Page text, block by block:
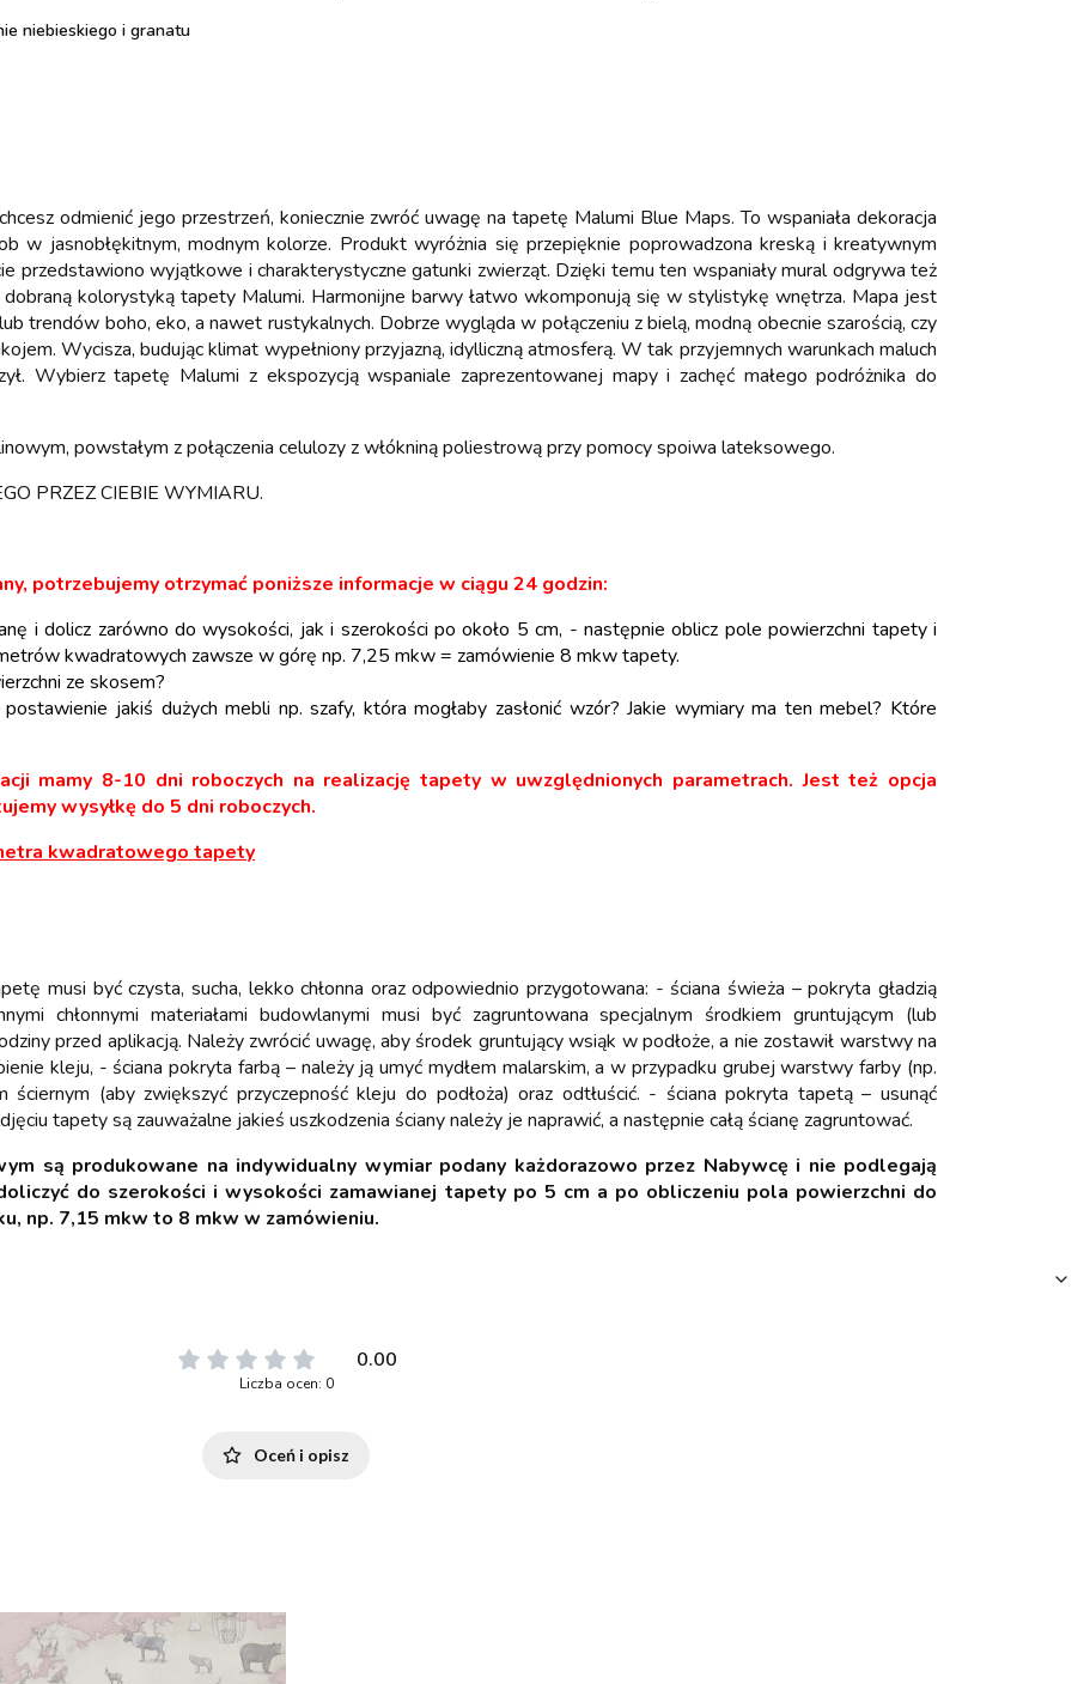
niebieskiego i granatu
odmienić jego przestrzeń, koniecznie zwróć uwagę na tapetę Malumi Blue Maps. To wspaniała dekoracja
w jasnobłękitnym, modnym kolorze. Produkt wyróżnia się przepięknie poprowadzona kreską i kreatywnym
przedstawiono wyjątkowe i charakterystyczne gatunki zwierząt. Dzięki temu ten wspaniały mural odgrywa też
dobraną kolorystyką tapety Malumi. Harmonijne barwy łatwo wkomponują się w stylistykę wnętrza. Mapa jest
trendów boho, eko, a nawet rustykalnych. Dobrze wygląda w połączeniu z bielą, modną obecnie szarością, czy
Wycisza, budując klimat wypełniony przyjazną, idylliczną atmosferą. W tak przyjemnych warunkach maluch
Wybierz tapetę Malumi z ekspozycją wspaniale zaprezentowanej mapy i zachęć małego podróżnika do
powstałym z połączenia celulozy z włókniną poliestrową przy pomocy spoiwa lateksowego.
PRZEZ CIEBIE WYMIARU.
potrzebujemy otrzymać poniższe informacje w ciągu 24 godzin:
i dolicz zarówno do wysokości, jak i szerokości po około 5 cm, - następnie oblicz pole powierzchni tapety i
kwadratowych zawsze w górę np. 7,25 mkw = zamówienie 8 mkw tapety.
ze skosem?
jakiś dużych mebli np. szafy, która mogłaby zasłonić wzór? Jakie wymiary ma ten mebel? Które
mamy 8-10 dni roboczych na realizację tapety w uwzględnionych parametrach. Jest też opcja
wysyłkę do 5 dni roboczych.
kwadratowego tapety
musi być czysta, sucha, lekko chłonna oraz odpowiednio przygotowana: - ściana świeża – pokryta gładzią
chłonnymi materiałami budowlanymi musi być zagruntowana specjalnym środkiem gruntującym (lub
przed aplikacją. Należy zwrócić uwagę, aby środek gruntujący wsiąk w podłoże, a nie zostawił warstwy na
kleju, - ściana pokryta farbą – należy ją umyć mydłem malarskim, a w przypadku grubej warstwy farby (np.
ściernym (aby zwiększyć przyczepność kleju do podłoża) oraz odtłuścić. - ściana pokryta tapetą – usunąć
tapety są zauważalne jakieś uszkodzenia ściany należy je naprawić, a następnie całą ścianę zagruntować.
są produkowane na indywidualny wymiar podany każdorazowo przez Nabywcę i nie podlegają
do szerokości i wysokości zamawianej tapety po 5 cm a po obliczeniu pola powierzchni do
np. 7,15 mkw to 8 mkw w zamówieniu.
0.00
Liczba ocen: 0
Oceń i opisz